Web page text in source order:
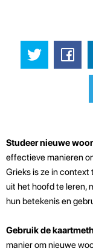
Studeer nieuwe
effectieve manieren
Grieks is ze in context
uit het hoofd te leren,
hun betekenis en
Gebruik de
manier om nieuwe